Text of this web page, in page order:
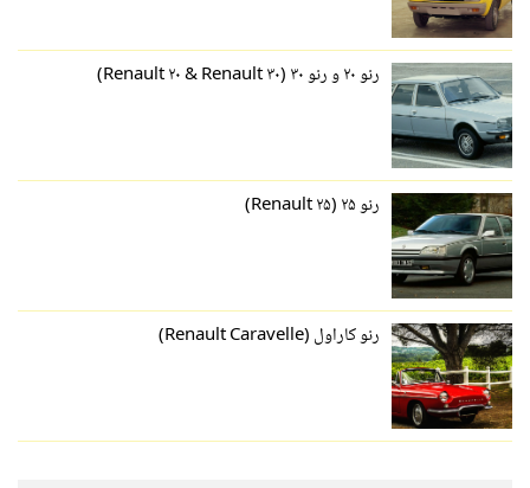
رنو ۲۰ و رنو ۳۰ (Renault ۲۰ & Renault ۳۰)
رنو ۲۵ (Renault ۲۵)
رنو کاراول (Renault Caravelle)